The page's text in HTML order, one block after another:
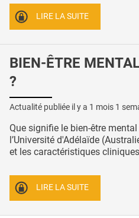
LIRE LA SUITE
BIEN-ÊTRE
?
Actualité publiée il y a 1 mois 1
Que signifie le bien-être
l’Université d'Adélaïde
et les caractéristiques
LIRE LA SUITE